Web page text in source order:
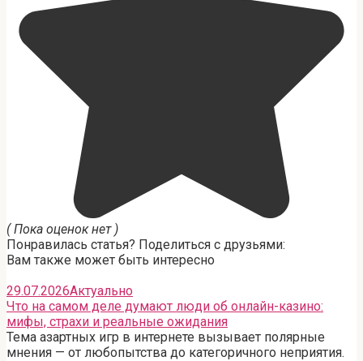
( Пока оценок нет )
Понравилась статья? Поделиться с друзьями:
Вам также может быть интересно
29.07.2026Актуально
Что на самом деле думают люди об онлайн-казино:
мифы, страхи и реальные ожидания
Тема азартных игр в интернете вызывает полярные
мнения — от любопытства до категоричного неприятия.